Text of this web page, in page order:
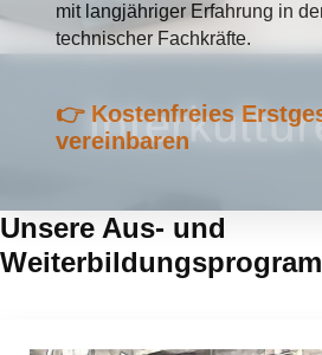
mit langjähriger Erfahrung in
technischer Fachkräfte.
👉 Kostenfreies
vereinbaren
Unsere Aus- und